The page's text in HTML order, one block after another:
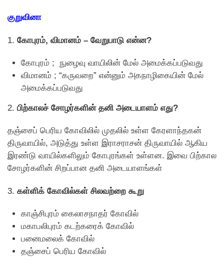
குறுவினா
1. கோபுரம், விமானம் – வேறுபாடு என்ன?
கோபுரம் ; நுழைவு வாயிலின் மேல் அமைக்கப்படுவது
விமானம் ; “கருவறை” என்னும் அகநாழிகையின் மேல்
அமைக்கப்படுவது
2. பிற்காலச் சோழர்களின் தனி அடையாளம் எது?
தஞ்சைப் பெரிய கோவிலில் முதலில் உள்ள கேரளாந்தகன்
திருவாயில், அடுத்து உள்ள இராசராசன் திருவாயில் ஆகிய
இரண்டு வாயில்களிலும் கோபுரங்கள் உள்ளன. இவை பிற்கால
சோழர்களின் சிறப்பான தனி அடையாளங்கள்
3. கள்ளிக் கோவில்கள் சிலவற்றை கூறு
காஞ்சிபுரம் கைலாசநாதர் கோவில்
மகாபலிபுரம் கடற்கரைக் கோவில்
பனைமலைக் கோவில்
தஞ்சைப் பெரிய கோவில்